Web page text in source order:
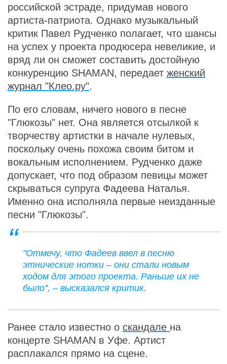
российской эстраде, придумав нового
артиста-патриота. Однако музыкальный
критик Павел Рудченко полагает, что шансы
на успех у проекта продюсера невеликие, и
вряд ли он сможет составить достойную
конкуренцию SHAMAN, передает женский
журнал "Клео.ру".
По его словам, ничего нового в песне
"Глюкозы" нет. Она является отсылкой к
творчеству артистки в начале нулевых,
поскольку очень похожа своим битом и
вокальным исполнением. Рудченко даже
допускает, что под образом певицы может
скрываться супруга Фадеева Наталья.
Именно она исполняла первые неизданные
песни "Глюкозы".
"Отмечу, что Фадеев ввел в песню
этнические нотки – они стали новым
ходом для этого проекта. Раньше их не
было", – высказался критик.
Ранее стало известно о скандале на
концерте SHAMAN в Уфе. Артист
расплакался прямо на сцене.